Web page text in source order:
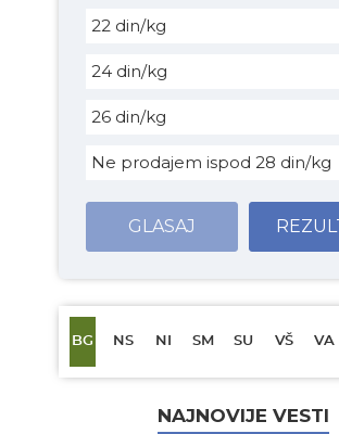
22 din/kg
24 din/kg
26 din/kg
Ne prodajem ispod 28 din/kg
GLASAJ
BG NS NI SM SU VŠ VA
NAJNOVIJE VESTI